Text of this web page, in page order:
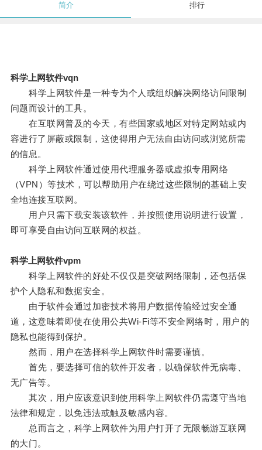
简介 排行
科学上网软件vqn
科学上网软件是一种专为个人或组织解决网络访问限制
问题而设计的工具。
在互联网普及的今天，有些国家或地区对特定网站或内
容进行了屏蔽或限制，这使得用户无法自由访问或浏览所需
的信息。
科学上网软件通过使用代理服务器或虚拟专用网络
（VPN）等技术，可以帮助用户在绕过这些限制的基础上安
全地连接互联网。
用户只需下载安装该软件，并按照使用说明进行设置，
即可享受自由访问互联网的权益。
科学上网软件vpm
科学上网软件的好处不仅仅是突破网络限制，还包括保
护个人隐私和数据安全。
由于软件会通过加密技术将用户数据传输经过安全通
道，这意味着即使在使用公共Wi-Fi等不安全网络时，用户的
隐私也能得到保护。
然而，用户在选择科学上网软件时需要谨慎。
首先，要选择可信的软件开发者，以确保软件无病毒、
无广告等。
其次，用户应该意识到使用科学上网软件仍需遵守当地
法律和规定，以免违法或触及敏感内容。
总而言之，科学上网软件为用户打开了无限畅游互联网
的大门。